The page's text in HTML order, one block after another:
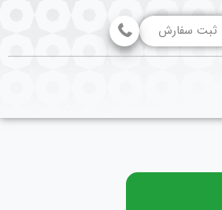
ثبت سفارش